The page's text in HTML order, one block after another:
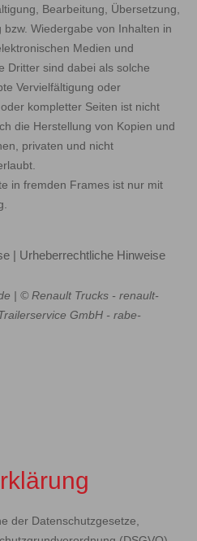
Bearbeitung, Übersetzung,
Wiedergabe von Inhalten in
Medien und
Dritter sind dabei als solche
Vervielfältigung oder
kompletter Seiten ist nicht
die Herstellung von Kopien und
privaten und nicht
in fremden Frames ist nur mit
| Urheberrechtliche Hinweise
| © Renault Trucks - renault-
GmbH - rabe-
der Datenschutzgesetze,